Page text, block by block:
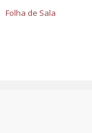
Folha de Sala